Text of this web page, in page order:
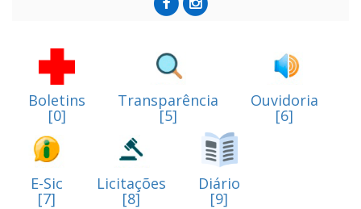
Boletins
[0]
Transparência
[5]
Ouvidoria
[6]
E-Sic
[7]
Licitações
[8]
Diário
[9]